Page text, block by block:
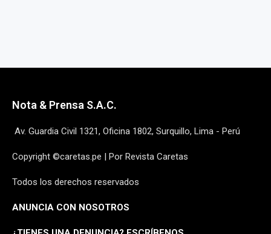
Nota & Prensa S.A.C.
Av. Guardia Civil 1321, Oficina 1802, Surquillo, Lima - Perú
Copyright ©caretas.pe | Por Revista Caretas
Todos los derechos reservados
ANUNCIA CON NOSOTROS